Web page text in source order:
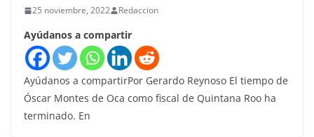
25 noviembre, 2022 Redaccion
Ayúdanos a compartir
Ayúdanos a compartirPor Gerardo Reynoso El tiempo de
Óscar Montes de Oca como fiscal de Quintana Roo ha
terminado. En